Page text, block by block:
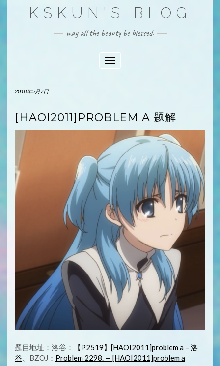
KSKUN'S BLOG
may all the beauty be blessed.
Toggle Navigation
2018年5月7日
[HAOI2011]PROBLEM A 题解
题目地址：洛谷：
【P2519】[HAOI2011]problem a – 洛
谷 、BZOJ： Problem 2298. — [HAOI2011]problem a